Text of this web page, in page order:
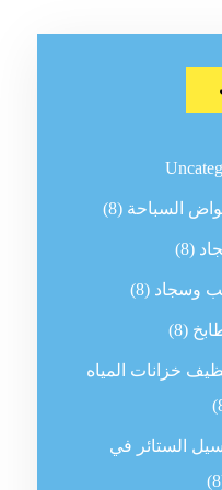
السباحة (8)
(8)
وسجاد (8)
(8)
خزانات المياه
الستائر في